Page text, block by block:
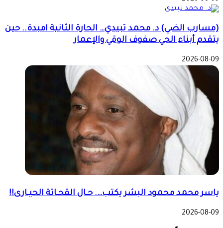
(مسارب الضي) د. محمد تبيدي… الحارة الثانية امبدة.. حين
يتقدم أبناء الحي صفوف الوقي والإعمار
2026-08-09
ياسر محمد محمود البشر يكتب…. حـال القحـاتة الحيـارى!!
2026-08-09